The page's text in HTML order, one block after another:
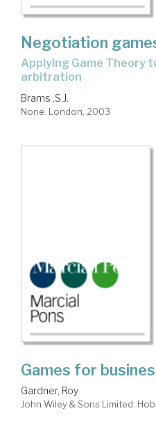
Negotiation
applying Game Theory to bargaining and
arbitration
Brams ,S.J.
None. London, 2003
Games for
Gardner, Roy
John Wiley & Sons Limited.